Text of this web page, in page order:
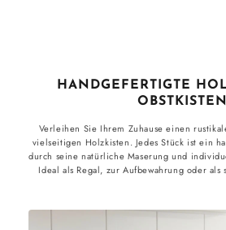
HANDGEFERTIGTE
OBSTKISTEN
Verleihen Sie Ihrem Zuhause einen
vielseitigen Holzkisten. Jedes Stück ist ein
durch seine natürliche Maserung und
Ideal als Regal, zur Aufbewahrung oder als